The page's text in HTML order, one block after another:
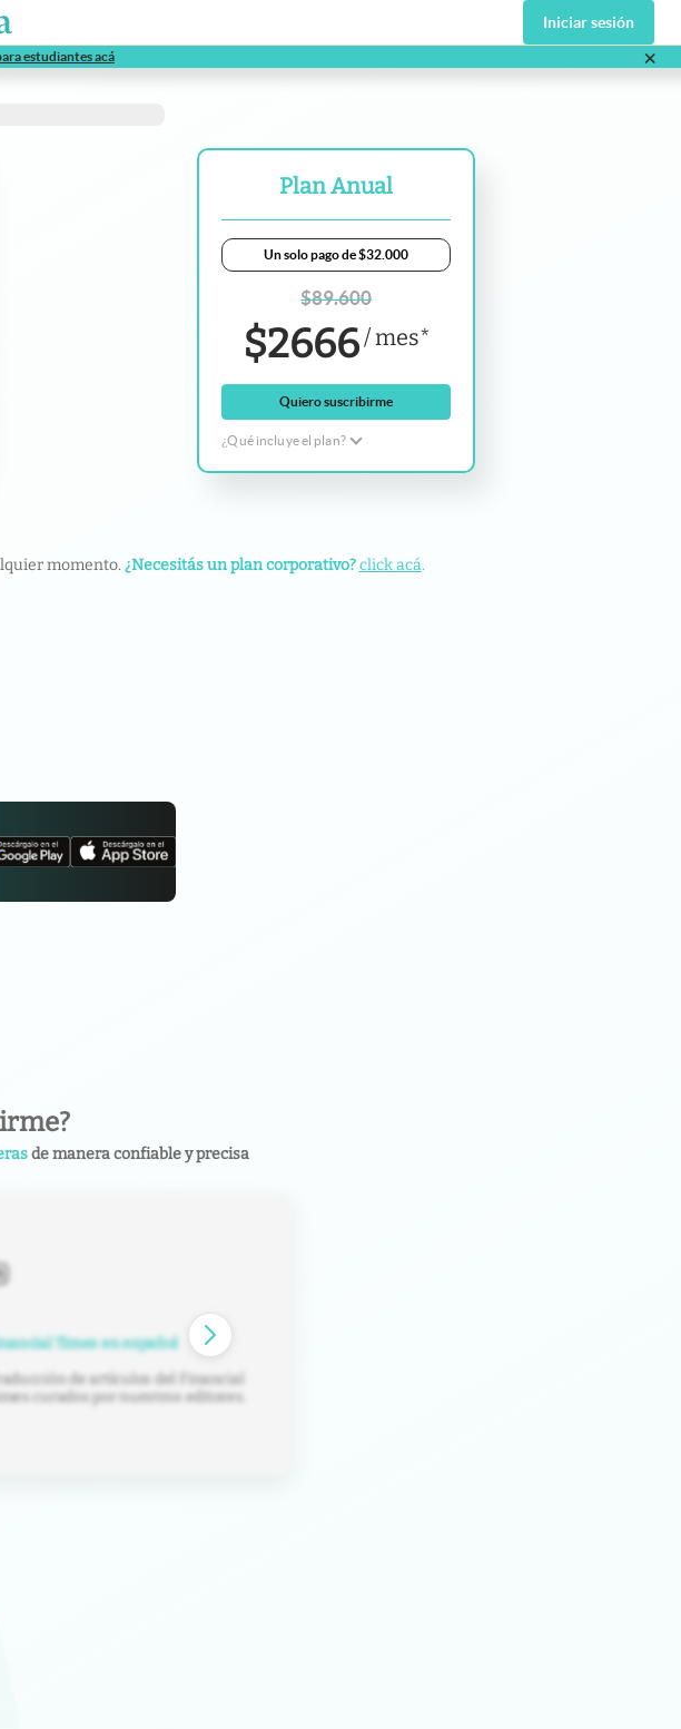
Iniciar sesión
pestaña
estudiantes acáabre en nueva pestaña ×
Plan Anual
Un solo pago de $32.000
$89.600
$2666/mes*
Quiero suscribirme
¿Qué incluye el plan?
momento. ¿Necesitás un plan corporativo?click acá.
de manera confiable y precisa
Times en español
de artículos del Financial
curados por nuestros editores.